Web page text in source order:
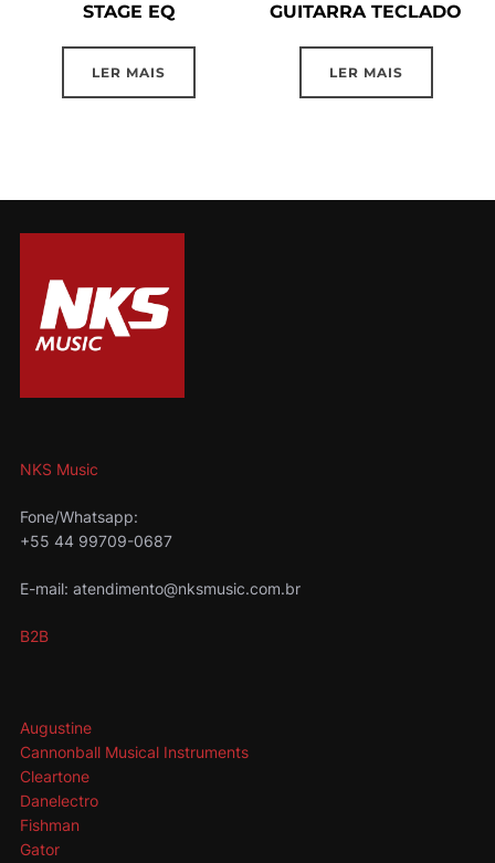
STAGE EQ
LER MAIS
GUITARRA TECLADO
LER MAIS
NKS Music
Fone/Whatsapp:
+55 44 99709-0687
E-mail: atendimento@nksmusic.com.br
B2B
Augustine
Cannonball Musical Instruments
Cleartone
Danelectro
Fishman
Gator